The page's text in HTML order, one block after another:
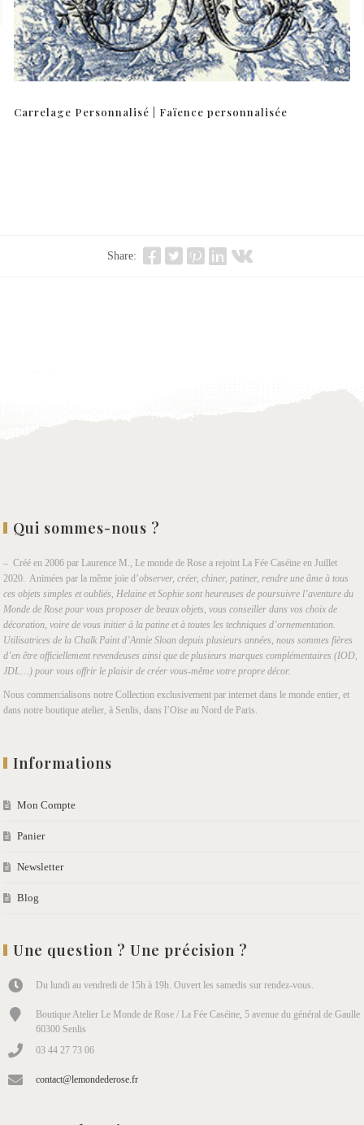
Carrelage Personnalisé | Faïence personnalisée
Share:
Qui sommes-nous ?
– Créé en 2006 par Laurence M., Le monde de Rose a rejoint La Fée Caséine en Juillet
2020. Animées par la même joie d’observer, créer, chiner, patiner, rendre une âme à tous
ces objets simples et oubliés, Helaine et Sophie sont heureuses de poursuivre l’aventure du
Monde de Rose pour vous proposer de beaux objets, vous conseiller dans vos choix de
décoration, voire de vous initier à la patine et à toutes les techniques d’ornementation.
Utilisatrices de la Chalk Paint d’Annie Sloan depuis plusieurs années, nous sommes fières
d’en être officiellement revendeuses ainsi que de plusieurs marques complémentaires (IOD,
JDL…) pour vous offrir le plaisir de créer vous-même votre propre décor.
Nous commercialisons notre Collection exclusivement par internet dans le monde entier, et
dans notre boutique atelier, à Senlis, dans l’Oise au Nord de Paris.
Informations
Mon Compte
Panier
Newsletter
Blog
Une question ? Une précision ?
Du lundi au vendredi de 15h à 19h. Ouvert les samedis sur rendez-vous.
Boutique Atelier Le Monde de Rose / La Fée Caséine, 5 avenue du général de Gaulle
60300 Senlis
03 44 27 73 06
contact@lemondederose.fr